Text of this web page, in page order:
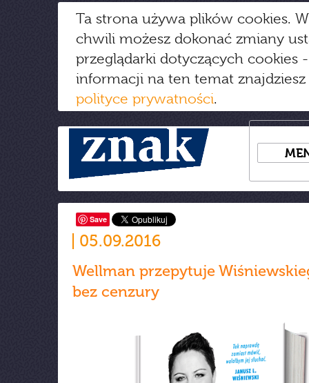
Ta strona używa plików cookies.
chwili możesz dokonać zmiany
przeglądarki dotyczących cookies
informacji na ten temat
polityce prywatności.
Save
05.09.2016
Wellman przepytuje
bez cenzury